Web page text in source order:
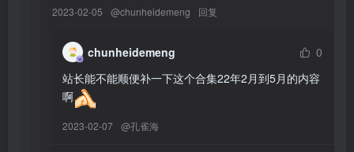
[YITUYU艺图语]2026.01.29 贫瘠的土地也会长出灿烂的花 小u[78P／
[YITUYU艺图语]2026.01.29 落羽杉[14P／43MB]
2023-02-05 @chunheidemeng 回复
chunheidemeng
0
站长能不能顺便补一下这个合集22年2月到5月的内容
啊
2023-02-07 @孔雀海